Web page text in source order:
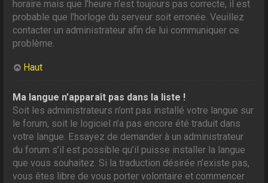
horaire mais que l’heure n’est toujours pas correcte, il est
probable que l’horloge du serveur soit erronée. Veuillez
contacter un administrateur afin de lui communiquer ce
problème.
Haut
Ma langue n’apparaît pas dans la liste !
Soit les administrateurs n’ont pas installé votre langue sur
le forum, soit le logiciel n’a pas encore été traduit dans
votre langue. Essayez de demander à un administrateur
du forum s’il est possible qu’il puisse installer la langue
que vous souhaitez. Si la traduction désirée n’existe pas,
vous êtes libre de vous porter volontaire et commencer